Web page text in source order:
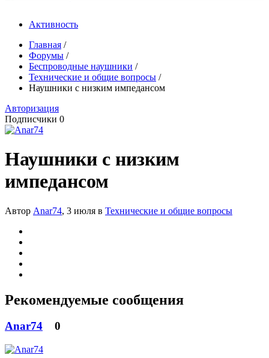
Активность
Главная /
Форумы /
Беспроводные наушники /
Технические и общие вопросы /
Наушники с низким импедансом
Авторизация
Подписчики 0
Наушники с низким
импедансом
Автор Anar74, 3 июля в Технические и общие вопросы
Рекомендуемые сообщения
Anar74 0